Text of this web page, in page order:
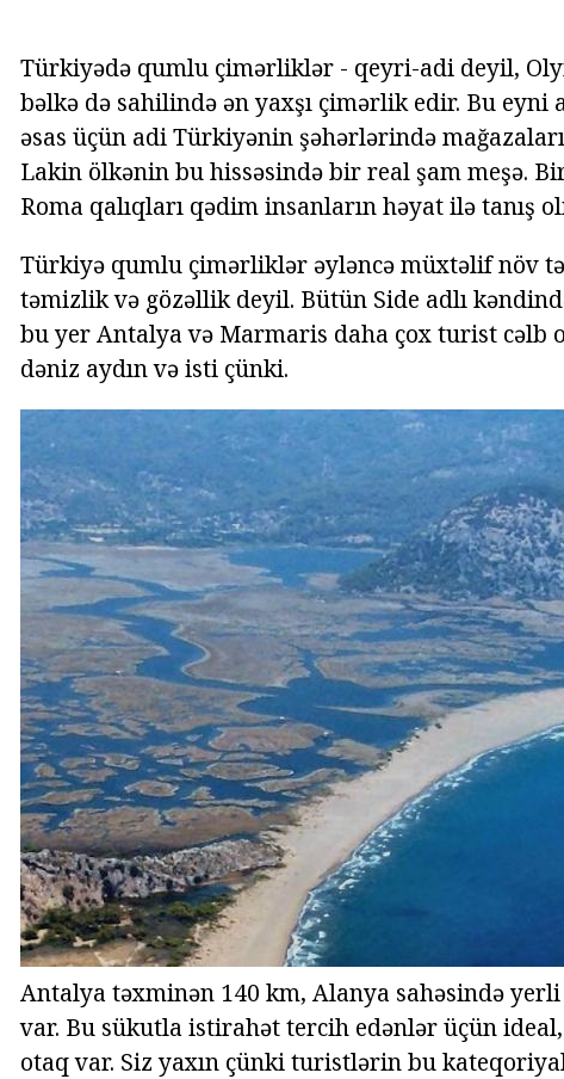
Türkiyədə qumlu çimərliklər - qeyri-adi deyil,
bəlkə də sahilində ən yaxşı çimərlik edir. Bu eyni
əsas üçün adi Türkiyənin şəhərlərində
Lakin ölkənin bu hissəsində bir real şam meşə.
Roma qalıqları qədim insanların həyat ilə tanış
Türkiyə qumlu çimərliklər əyləncə müxtəlif növ
təmizlik və gözəllik deyil. Bütün Side adlı
bu yer Antalya və Marmaris daha çox turist
dəniz aydın və isti çünki.
Antalya təxminən 140 km, Alanya sahəsində
var. Bu sükutla istirahət tercih edənlər üçün
otaq var. Siz yaxın çünki turistlərin bu